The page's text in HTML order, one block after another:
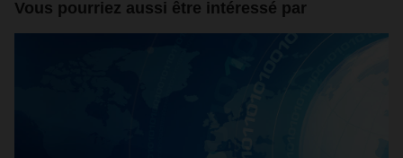
Vous pourriez aussi être intéressé par